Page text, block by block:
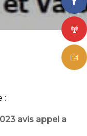
:
avis appel a